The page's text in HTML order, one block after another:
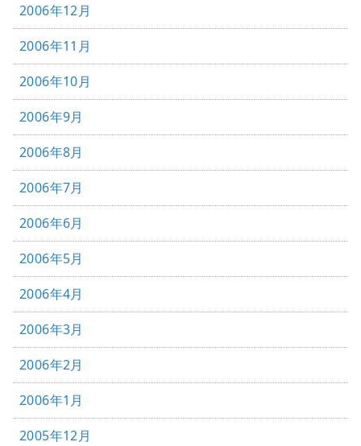
2006年12月
2006年11月
2006年10月
2006年9月
2006年8月
2006年7月
2006年6月
2006年5月
2006年4月
2006年3月
2006年2月
2006年1月
2005年12月